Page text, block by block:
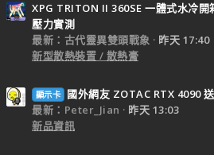
XPG TRITON II 360SE 一體式水冷開
壓力實測
最新：古代靈異雙頭戰象
昨天 17:40
新型散熱裝置 / 散熱膏
顯示卡
國外網友 ZOTAC RTX 4090
最新：Peter_Jian
昨天 13:03
新品資訊